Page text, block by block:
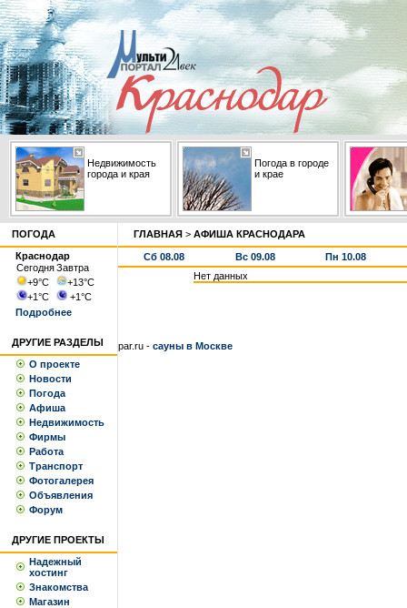
Недвижимость
города и края
Погода в городе
и крае
ПОГОДА
Краснодар
СегодняЗавтра
+9°С +13°С
+1°С +1°С
Подробнее
ДРУГИЕ РАЗДЕЛЫ
О проекте
Новости
Погода
Афиша
Недвижимость
Фирмы
Работа
Транспорт
Фотогалерея
Объявления
Форум
ДРУГИЕ ПРОЕКТЫ
Надежный
хостинг
Знакомства
Магазин
ГЛАВНАЯ > АФИША КРАСНОДАРА
Сб 08.08 Вс 09.08
Пн 10.08
Нет данных
par.ru - сауны в Москве